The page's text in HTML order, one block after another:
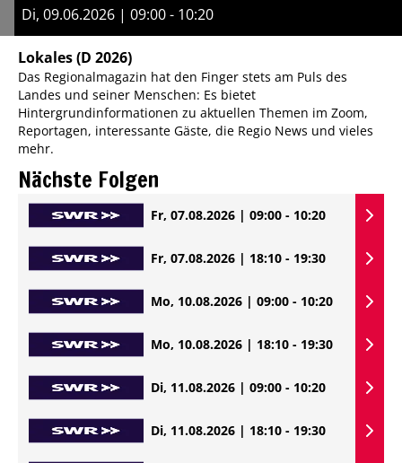
Di, 09.06.2026 | 09:00 - 10:20
Lokales(D 2026)
Das Regionalmagazin hat den Finger stets am Puls des
Landes und seiner Menschen: Es bietet
Hintergrundinformationen zu aktuellen Themen im Zoom,
Reportagen, interessante Gäste, die Regio News und vieles
mehr.
Nächste Folgen
Fr, 07.08.2026 | 09:00 - 10:20
Fr, 07.08.2026 | 18:10 - 19:30
Mo, 10.08.2026 | 09:00 - 10:20
Mo, 10.08.2026 | 18:10 - 19:30
Di, 11.08.2026 | 09:00 - 10:20
Di, 11.08.2026 | 18:10 - 19:30